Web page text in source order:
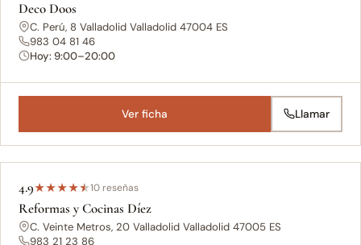
Deco Doos
C. Perú, 8 Valladolid Valladolid 47004 ES
983 04 81 46
Hoy: 9:00–20:00
Ver ficha Llamar
4.9★★★★★10 reseñas
Reformas y Cocinas Díez
C. Veinte Metros, 20 Valladolid Valladolid 47005 ES
983 21 23 86